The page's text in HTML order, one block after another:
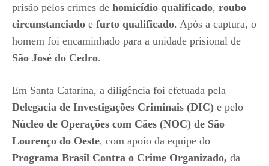
prisão pelos crimes de homicídio qualificado, roubo
circunstanciado e furto qualificado. Após a captura, o
homem foi encaminhado para a unidade prisional de
São José do Cedro.
Em Santa Catarina, a diligência foi efetuada pela
Delegacia de Investigações Criminais (DIC) e pelo
Núcleo de Operações com Cães (NOC) de São
Lourenço do Oeste, com apoio da equipe do
Programa Brasil Contra o Crime Organizado, da